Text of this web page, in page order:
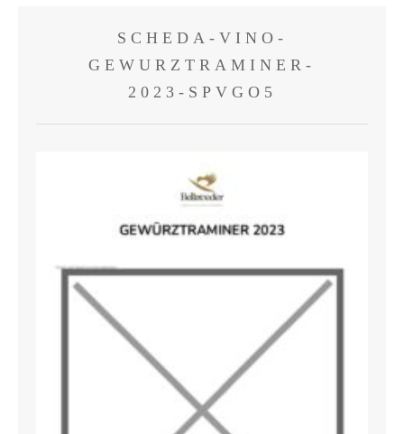
SCHEDA-VINO-
GEWURZTRAMINER-
2023-SPVGO5